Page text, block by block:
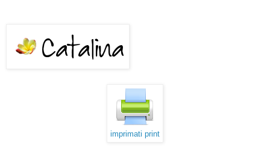
imprimati print